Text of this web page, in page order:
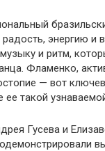
энергию и
и ритм,
Фламенко,
— вот
такой
Гусева и